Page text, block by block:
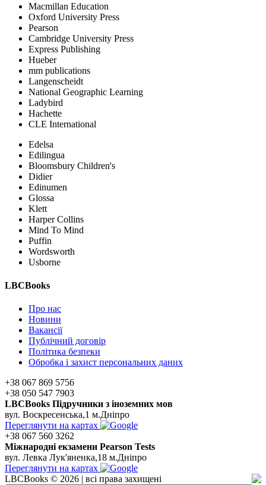
Macmillan Education
Oxford University Press
Pearson
Cambridge University Press
Express Publishing
Hueber
mm publications
Langenscheidt
National Geographic Learning
Ladybird
Hachette
CLE International
Edelsa
Edilingua
Bloomsbury Children's
Didier
Edinumen
Glossa
Klett
Harper Collins
Mind To Mind
Puffin
Wordsworth
Usborne
LBCBooks
Про нас
Новини
Вакансії
Публічний договір
Політика безпеки
Обробка і захист персональних даних
+38 067 869 5756
+38 050 547 7903
LBCBooks Підручники з іноземних мов
вул. Воскресенська,1 м.Дніпро
Переглянути на картах
+38 067 560 3262
Мiжнароднi екзамени Pearson Tests
вул. Левка Лук'яненка,18 м.Дніпро
Переглянути на картах
LBCBooks © 2026 | всі права захищені